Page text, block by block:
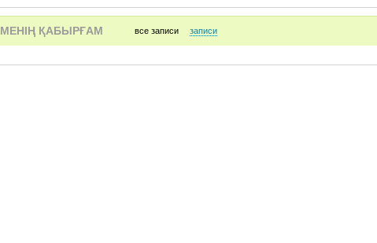
Banderos_-_Karaoke_ovaya_pesnya_2013_(xMusic.me)
МЕНІҢ ҚАБЫРҒАМ все записи записи